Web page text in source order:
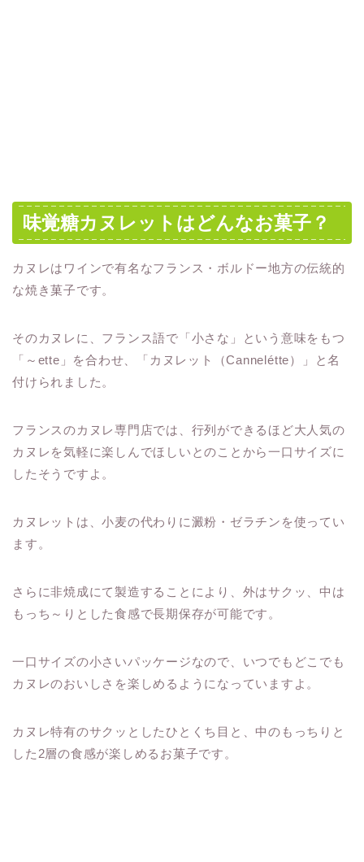
味覚糖カヌレットはどんなお菓子？
カヌレはワインで有名なフランス・ボルドー地方の伝統的
な焼き菓子です。
そのカヌレに、フランス語で「小さな」という意味をもつ
「～ette」を合わせ、「カヌレット（Cannelétte）」と名
付けられました。
フランスのカヌレ専門店では、行列ができるほど大人気の
カヌレを気軽に楽しんでほしいとのことから一口サイズに
したそうですよ。
カヌレットは、小麦の代わりに澱粉・ゼラチンを使ってい
ます。
さらに非焼成にて製造することにより、外はサクッ、中は
もっち～りとした食感で長期保存が可能です。
一口サイズの小さいパッケージなので、いつでもどこでも
カヌレのおいしさを楽しめるようになっていますよ。
カヌレ特有のサクッとしたひとくち目と、中のもっちりと
した2層の食感が楽しめるお菓子です。